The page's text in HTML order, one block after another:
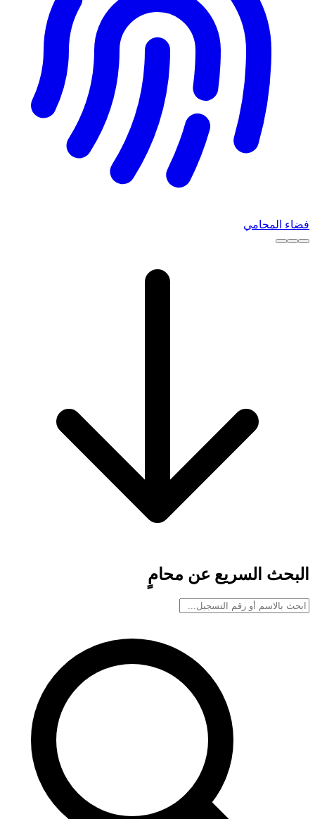
فضاء المحامي
البحث السريع عن محامٍ